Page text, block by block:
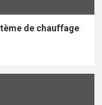
de chauffage